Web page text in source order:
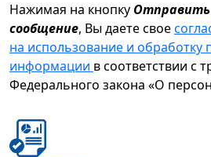
Нажимая на кнопку Отправить
сообщение, Вы даете свое
на использование и обработку
информации в соответствии с
Федерального закона «О